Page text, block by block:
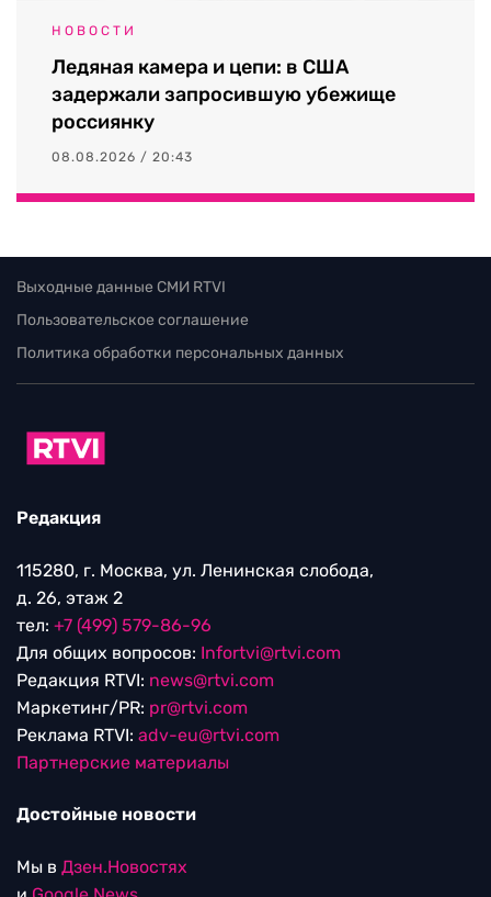
НОВОСТИ
Ледяная камера и цепи: в США
задержали запросившую убежище
россиянку
08.08.2026 / 20:43
Выходные данные СМИ RTVI
Пользовательское соглашение
Политика обработки персональных данных
Редакция
115280, г. Москва, ул. Ленинская слобода,
д. 26, этаж 2
тел: +7 (499) 579-86-96
Для общих вопросов: Infortvi@rtvi.com
Редакция RTVI: news@rtvi.com
Маркетинг/PR: pr@rtvi.com
Реклама RTVI: adv-eu@rtvi.com
Партнерские материалы
Достойные новости
Мы в Дзен.Новостях